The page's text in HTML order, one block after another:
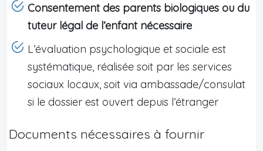
Consentement des parents biologiques ou du
tuteur légal de l’enfant nécessaire
L’évaluation psychologique et sociale est
systématique, réalisée soit par les services
sociaux locaux, soit via ambassade/consulat
si le dossier est ouvert depuis l’étranger
Documents nécessaires à fournir